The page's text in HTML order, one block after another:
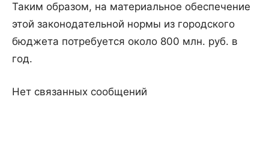
Таким образом, на материальное обеспечение
этой законодательной нормы из городского
бюджета потребуется около 800 млн. руб. в
год.
Нет связанных сообщений